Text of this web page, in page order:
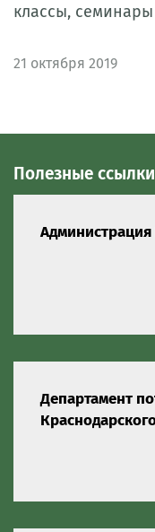
классы,
21 октября 2019
Полезные ссылки
Администрация
Департамент